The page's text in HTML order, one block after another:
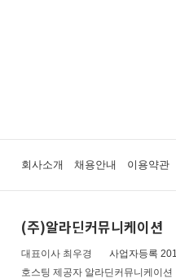
회사소개 채용안내 이용약관
(주)알라딘커뮤니케이션
대표이사 최우경 사업자등록
호스팅 제공자 알라딘커뮤니케이션